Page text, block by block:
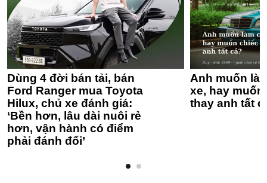
Dùng 4 đời bán tải, bán
Ford Ranger mua Toyota
Hilux, chủ xe đánh giá:
‘Bền hơn, lâu dài nuôi rẻ
hơn, vận hành có điểm
phải đánh đổi’
Anh muốn
xe, hay
thay anh tất